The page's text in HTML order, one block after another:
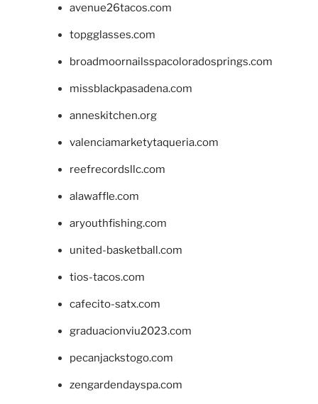
avenue26tacos.com
topgglasses.com
broadmoornailsspacoloradosprings.com
missblackpasadena.com
anneskitchen.org
valenciamarketytaqueria.com
reefrecordsllc.com
alawaffle.com
aryouthfishing.com
united-basketball.com
tios-tacos.com
cafecito-satx.com
graduacionviu2023.com
pecanjackstogo.com
zengardendayspa.com